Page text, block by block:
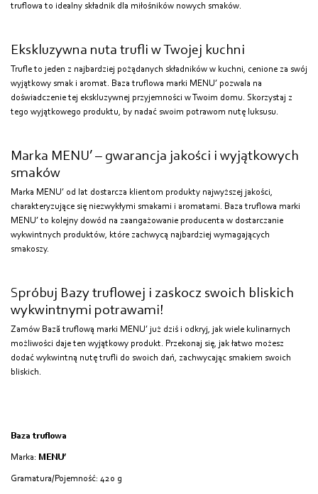
truflowa to idealny składnik dla miłośników nowych smaków.
Ekskluzywna nuta trufli w Twojej kuchni
Trufle to jeden z najbardziej pożądanych składników w kuchni, cenione za swój
wyjątkowy smak i aromat. Baza truflowa marki MENU’ pozwala na
doświadczenie tej ekskluzywnej przyjemności w Twoim domu. Skorzystaj z
tego wyjątkowego produktu, by nadać swoim potrawom nutę luksusu.
Marka MENU’ – gwarancja jakości i wyjątkowych
smaków
Marka MENU’ od lat dostarcza klientom produkty najwyższej jakości,
charakteryzujące się niezwykłymi smakami i aromatami. Baza truflowa marki
MENU’ to kolejny dowód na zaangażowanie producenta w dostarczanie
wykwintnych produktów, które zachwycą najbardziej wymagających
smakoszy.
Spróbuj Bazy truflowej i zaskocz swoich bliskich
wykwintnymi potrawami!
Zamów Bază truflową marki MENU’ już dziś i odkryj, jak wiele kulinarnych
możliwości daje ten wyjątkowy produkt. Przekonaj się, jak łatwo możesz
dodać wykwintną nutę trufli do swoich dań, zachwycając smakiem swoich
bliskich.
Baza truflowa
Marka: MENU’
Gramatura/Pojemność: 420 g